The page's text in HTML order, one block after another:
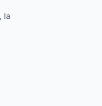
la